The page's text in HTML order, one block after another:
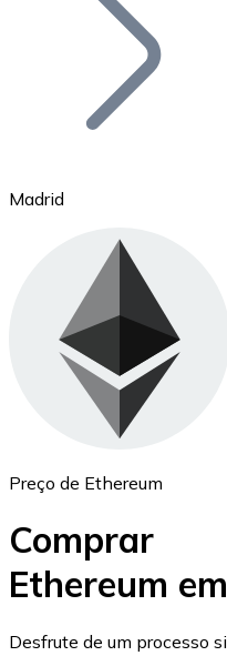
Ethereum
ETH
USD Coin
Madrid
Preço de Ethereum
Comprar
Ethereum
Desfrute de um processo